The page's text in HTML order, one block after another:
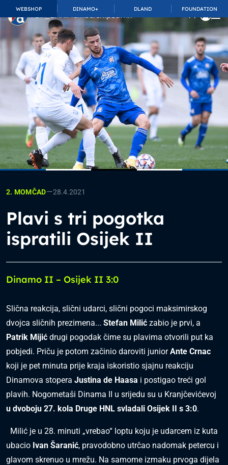
WEBSHOP DINAMO+ DLAND FOUNDATION
TOP_BAR.MembershipSuffix
2. MOMČAD—28.4.2021
Plavi s tri pogotka
ispratili Osijek II
Dinamo II – Osijek II 3:0
Slična reakcija, slični udarci, slični pogoci maksimirskog
dvojca sličnih prezimena... Stefan Milić zabio je prvi, a
Patrik Mijić drugi pogodak čime su plavima otvorili put ka
pobjedi. Priču je potom začinio daroviti juniorAnte Crnac
koji je pet minuta prije kraja iskoristio sjajnu reakciju
Dinamova stopera Justina de Haasa i postigao treći gol
plavih. Nogometaši Dinama II u srijedu su u Kranjčevićevoj
u dvoboju 27. kola Druge HNL svladali Osijek II s 3:0.
Milić je u 28. minuti „vrebao“ loptu koju je udarcem iz kuta
ubacio Ivan Šaranić, pravodobno utrčao nadomak petercu i
glavom skrenuo u mrežu. Na samome izmaku prvoga dijela